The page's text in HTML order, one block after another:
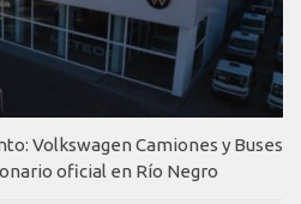
Volkswagen Camiones y Buses
oficial en Río Negro